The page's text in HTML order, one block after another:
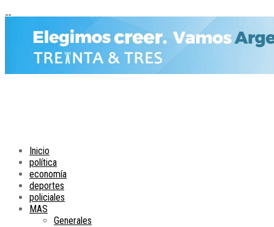
Inicio
política
economía
deportes
policiales
MAS
Generales